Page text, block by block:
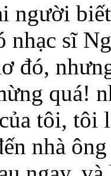
người
nhạc sĩ
đó,
quá!
tôi, tôi
nhà